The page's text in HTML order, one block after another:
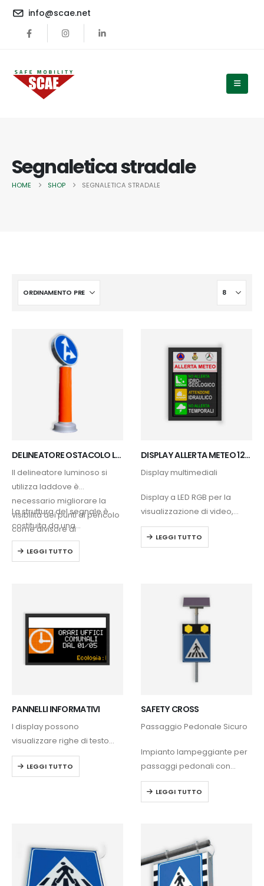
contenuto
info@scae.net
Segnaletica stradale
HOME SHOP SEGNALETICA STRADALE
DELINEATORE OSTACOLO LUMINOSO
Il delineatore luminoso si
utilizza laddove è
necessario migliorare la
visibilità dei punti di pericolo
come divisore di
carreggiata, segnalazione
ostacoli, rotatorie, strettoie.
La struttura del segnale è
costituita da una…
LEGGI TUTTO
DISPLAY ALLERTA METEO 128X128_1.4
Display multimediali
Display a LED RGB per la
visualizzazione di video,
immagini, pagine web,
widget, persentazioni,
LEGGI TUTTO
PANNELLI INFORMATIVI
I display possono
visualizzare righe di testo
alfanumerico, immagini
colore ambra o bianche,
LEGGI TUTTO
SAFETY CROSS
Passaggio Pedonale Sicuro
Impianto lampeggiante per
passaggi pedonali con
attivazione tramite sensore
di presenza pedoni. Il
viene rilevata la presenza di
un pedone alle estremità…
LEGGI TUTTO